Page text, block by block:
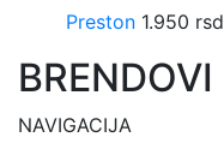
Preston 1.950 rsd
BRENDOVI
NAVIGACIJA